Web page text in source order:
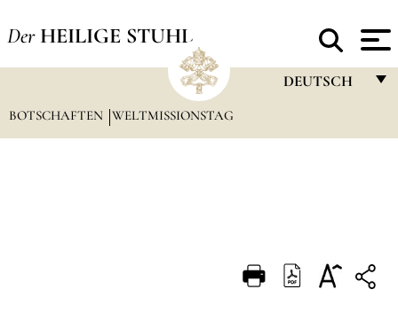
Der HEILIGE STUHL
DEUTSCH
DEUTSCH
BOTSCHAFTEN WELTMISSIONSTAG